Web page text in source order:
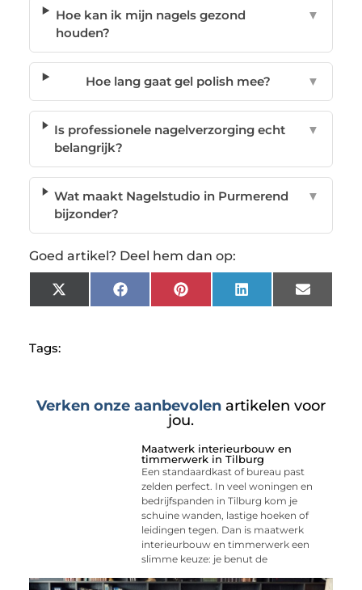
Hoe kan ik mijn nagels gezond
houden?
▼
Hoe lang gaat gel polish mee? ▼
Is professionele nagelverzorging echt
belangrijk?
▼
Wat maakt Nagelstudio in Purmerend
bijzonder?
▼
Goed artikel? Deel hem dan op:
X
(Twitter)
FacebookPinterest LinkedIn Email
Tags:
Verken onze aanbevolen artikelen voor
jou.
Maatwerk interieurbouw en
timmerwerk in Tilburg
Een standaardkast of bureau past
zelden perfect. In veel woningen en
bedrijfspanden in Tilburg kom je
schuine wanden, lastige hoeken of
leidingen tegen. Dan is maatwerk
interieurbouw en timmerwerk een
slimme keuze: je benut de